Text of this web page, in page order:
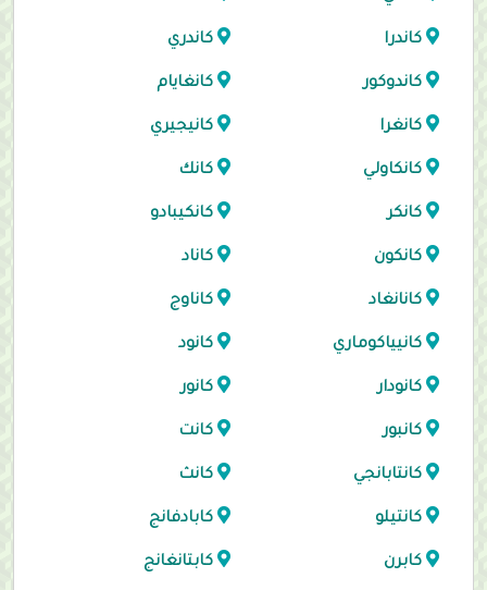
كاندرا كاندري
كاندوكور كانغايام
كانغرا كانيجيري
كانكاولي كانك
كانكر كانكيبادو
كانكون كاناد
كانانغاد كاناوج
كانيياكوماري كانود
كانودار كانور
كانبور كانت
كانتابانجي كانث
كانتيلو كابادفانج
كابرن كابتانغانج